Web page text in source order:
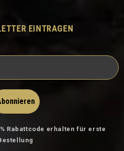
EINTRAGEN
Rabattcode erhalten für erste